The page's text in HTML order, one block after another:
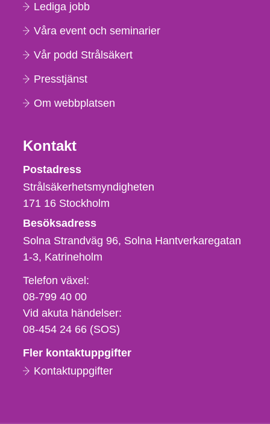
Lediga jobb
Våra event och seminarier
Vår podd Strålsäkert
Presstjänst
Om webbplatsen
Kontakt
Strålsäkerhetsmyndigheten
Postadress
Strålsäkerhetsmyndigheten
171 16 Stockholm
Besöksadress
Solna Strandväg 96, Solna Hantverkaregatan
1-3 Katrineholm
Telefon,
fax
och
e-
Telefon växel:
08-799 40 00
Vid akuta händelser:
08-454 24 66 (SOS)
Fler kontaktuppgifter
Kontaktuppgifter